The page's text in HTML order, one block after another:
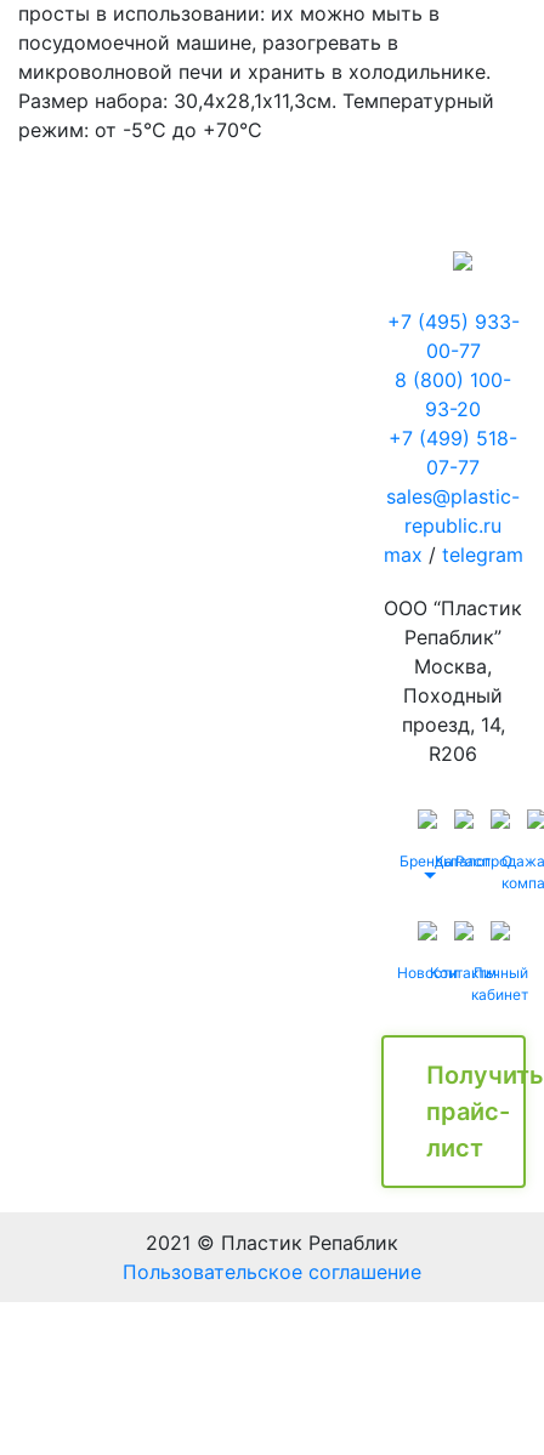
просты в использовании: их можно мыть в
посудомоечной машине, разогревать в
микроволновой печи и хранить в холодильнике.
Размер набора: 30,4х28,1х11,3см. Температурный
режим: от -5°С до +70°С
+7 (495) 933-
00-77
8 (800) 100-
93-20
+7 (499) 518-
07-77
sales@plastic-
republic.ru
max / telegram
ООО “Пластик
Репаблик”
Москва,
Походный
проезд, 14,
R206
БрендыКаталог
Распродажа
О
НовостиКонтактыЛичный
кабинет
Получить
прайс-
лист
2021 © Пластик Репаблик
Пользовательское соглашение